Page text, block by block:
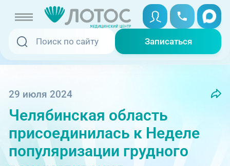
Записаться
Записаться
Специалисты
Акции
Записаться онлайн
Вызвать скорую
Медицина на дому
29 июля 2024
Челябинская область
присоединилась к Неделе
популяризации грудного